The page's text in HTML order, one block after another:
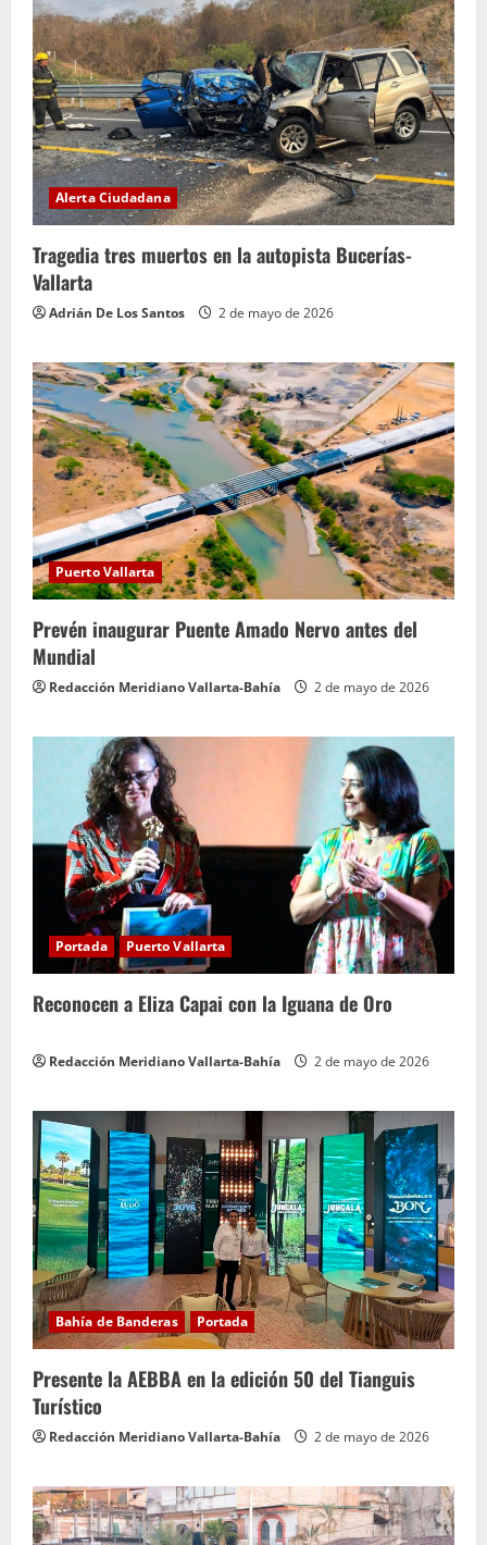
Alerta Ciudadana
Tragedia tres muertos en la autopista Bucerías-
Vallarta
Adrián De Los Santos 2 de mayo de 2026
Puerto Vallarta
Prevén inaugurar Puente Amado Nervo antes del
Mundial
Redacción Meridiano Vallarta-Bahía 2 de mayo de 2026
Portada Puerto Vallarta
Reconocen a Eliza Capai con la Iguana de Oro
Redacción Meridiano Vallarta-Bahía 2 de mayo de 2026
Bahía de Banderas Portada
Presente la AEBBA en la edición 50 del Tianguis
Turístico
Redacción Meridiano Vallarta-Bahía 2 de mayo de 2026